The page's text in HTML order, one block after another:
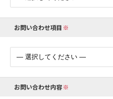
お問い合わせ項目
お問い合わせ内容